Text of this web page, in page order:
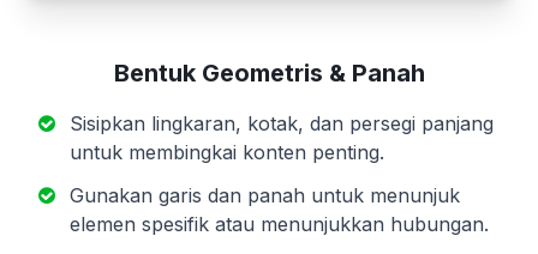
Bentuk Geometris & Panah
Sisipkan lingkaran, kotak, dan persegi panjang
untuk membingkai konten penting.
Gunakan garis dan panah untuk menunjuk
elemen spesifik atau menunjukkan hubungan.